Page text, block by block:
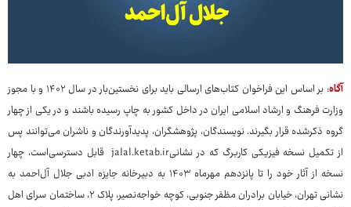
آگاه
: بر اساس این فراخوان کتاب‌های ارسالی باید برای نخستین‌بار در سال ۱۴۰۲ و با مجوز
وزارت فرهنگ و ارشاد اسلامی ایران در داخل کشور به چاپ رسیده باشند و در یکی از چهار
گروه ذکرشده قرار بگیرند. نویسندگان، پژوهشگران، پدیدآورندگان و ناشران می‌توانند پس
از تکمیل نسخه فیزیکی کاربرگ که در نشانیjalal.ketab.ir قابل دسترسی‌است، چهار
نسخه از آثار خود را تا پانزدهم مهرماه ۱۴۰۳ به دبیرخانه جایزه ادبی جلال آل‌احمد به
نشانی تهران، خیابان برادران مظفر جنوبی، کوچه خواجه‌نصیر، پلاک ۲، ساختمان سرای اهل